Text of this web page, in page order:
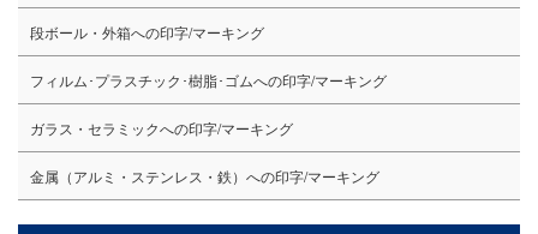
段ボール・外箱への印字/マーキング
フィルム･プラスチック･樹脂･ゴムへの印字/マーキング
ガラス・セラミックへの印字/マーキング
金属（アルミ・ステンレス・鉄）への印字/マーキング